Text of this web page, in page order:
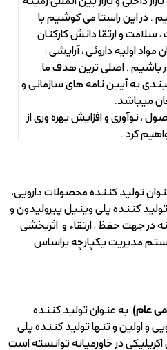
. در این راستا می کوشیم با
و ارتقا دانش کارکنان
اولیه داروئی ، آرایشی ،
باشیم . اصلی ترین هدف ما
به آیین نامه های سازمانی و
میباشد.
، نوآوری و افزایش بهره وری از
کرد .
تولید کننده محصولات دارویی،
تولید کننده پلی وینیل پیرولیدون و
در جهت حفظ ، ارتقاء و اثربخشی
مدیریت یکپارچه براساس
عام) به عنوان تولید کننده
و اولین و تنها تولید کننده پلی
در خاورمیانه توانسته است